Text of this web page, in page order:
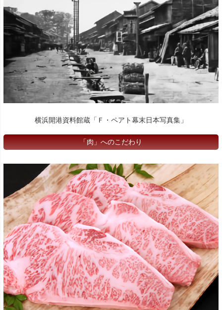
横浜開港資料館蔵「Ｆ・ペアト幕末日本写真集」
「肉」へのこだわり